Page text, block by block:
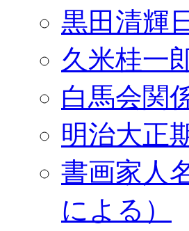
黒田清輝
久米桂一
白馬会関
明治大正
書画家人
による）